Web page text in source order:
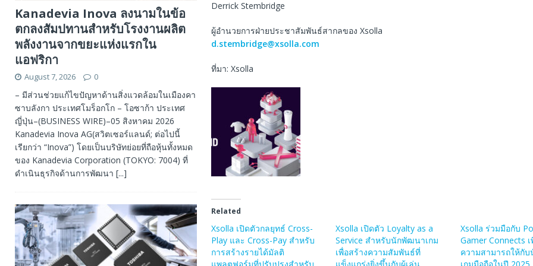
Derrick Stembridge
ผู้อํานวยการฝ่ายประชาสัมพันธ์สากลของ Xsolla
d.stembridge@xsolla.com
ที่มา: Xsolla
Related
Xsolla เปิดตัวกลยุทธ์ Cross-
Play และ Cross-Pay สำหรับ
การสร้างรายได้มัลติ
Xsolla เปิดตัว Loyalty as a
Service สำหรับนักพัฒนาเกม
เพื่อสร้างความสัมพันธ์ที่
Xsolla ร่วมมือกับ
Gamer Connects
ความสามารถให้กั
Kanadevia Inova ลงนามในข้อ
ตกลงสัมปทานสำหรับโรงงานผลิต
พลังงานจากขยะแห่งแรกใน
แอฟริกา
August 7, 2026 0
– มีส่วนช่วยแก้ไขปัญหาด้านสิ่งแวดล้อมในเมืองคา
ซาบลังกา ประเทศโมร็อกโก – โอซาก้า ประเทศ
ญี่ปุ่น–(BUSINESS WIRE)–05 สิงหาคม 2026
Kanadevia Inova AG(สวิตเซอร์แลนด์; ต่อไปนี้
เรียกว่า “Inova”) โดยเป็นบริษัทย่อยที่ถือหุ้นทั้งหมด
ของ Kanadevia Corporation (TOKYO: 7004) ที่
ดำเนินธุรกิจด้านการพัฒนา [...]